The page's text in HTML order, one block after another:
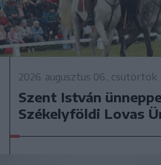
2026. augusztus 06., csütörtök
Szent István
Székelyföldi Lovas